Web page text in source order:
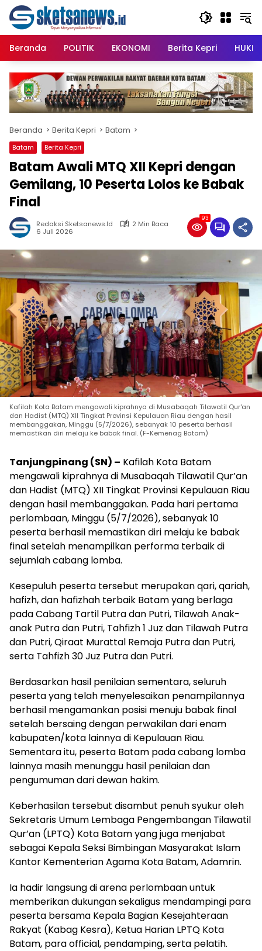
content
Langsung
konten
Beranda
POLITIK EKONOMI Berita Kepri
Beranda Berita Kepri Batam
Batam Berita Kepri
Batam Awali MTQ XII Kepri dengan
Gemilang, 10 Peserta Lolos ke Babak
Final
Redaksi Sketsanews.id
2 Min Baca
6 Juli 2026
93
Kafilah Kota Batam mengawali kiprahnya di Musabaqah Tilawatil Qur'an
dan Hadist (MTQ) XII Tingkat Provinsi Kepulauan Riau dengan hasil
membanggakan, Minggu (5/7/2026), sebanyak 10 peserta berhasil
memastikan diri melaju ke babak final. (F-Kemenag Batam)
Tanjungpinang (SN) – Kafilah Kota Batam
mengawali kiprahnya di Musabaqah Tilawatil Qur’an
dan Hadist (MTQ) XII Tingkat Provinsi Kepulauan Riau
dengan hasil membanggakan. Pada hari pertama
perlombaan, Minggu (5/7/2026), sebanyak 10
peserta berhasil memastikan diri melaju ke babak
final setelah menampilkan performa terbaik di
sejumlah cabang lomba.
Kesepuluh peserta tersebut merupakan qari, qariah,
hafizh, dan hafizhah terbaik Batam yang berlaga
pada Cabang Tartil Putra dan Putri, Tilawah Anak-
anak Putra dan Putri, Tahfizh 1 Juz dan Tilawah Putra
dan Putri, Qiraat Murattal Remaja Putra dan Putri,
serta Tahfizh 30 Juz Putra dan Putri.
Berdasarkan hasil penilaian sementara, seluruh
peserta yang telah menyelesaikan penampilannya
berhasil mengamankan posisi menuju babak final
setelah bersaing dengan perwakilan dari enam
kabupaten/kota lainnya di Kepulauan Riau.
Sementara itu, peserta Batam pada cabang lomba
lainnya masih menunggu hasil penilaian dan
pengumuman dari dewan hakim.
Keberhasilan tersebut disambut penuh syukur oleh
Sekretaris Umum Lembaga Pengembangan Tilawatil
Qur’an (LPTQ) Kota Batam yang juga menjabat
sebagai Kepala Seksi Bimbingan Masyarakat Islam
Kantor Kementerian Agama Kota Batam, Adamrin.
Ia hadir langsung di arena perlombaan untuk
memberikan dukungan sekaligus mendampingi para
peserta bersama Kepala Bagian Kesejahteraan
Rakyat (Kabag Kesra), Ketua Harian LPTQ Kota
Batam, para official, pendamping, serta pelatih.